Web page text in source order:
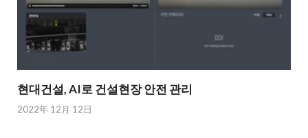
현대건설, AI로 건설현장 안전 관리
2022年 12月 12日